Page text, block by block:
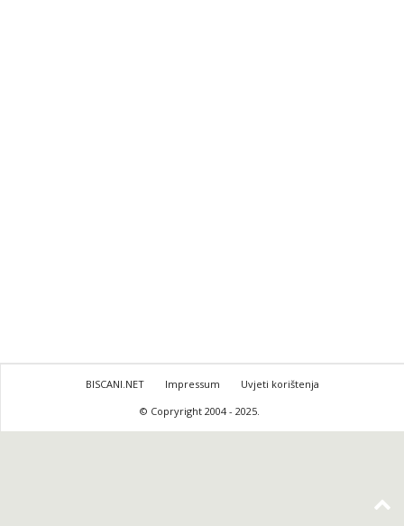
BISCANI.NET Impressum
Uvjeti korištenja
© Copryright 2004 - 2025.